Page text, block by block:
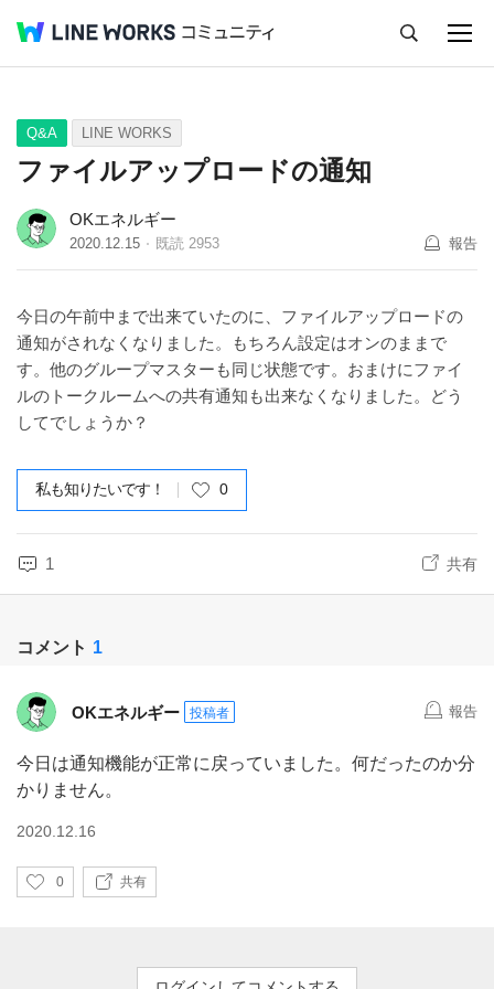
Q&A Tips Ideas
Q&A LINE WORKS
ファイルアップロードの通知
OKエネルギー
2020.12.15 既読 2953 報告
今日の午前中まで出来ていたのに、ファイルアップロードの
通知がされなくなりました。もちろん設定はオンのままで
す。他のグループマスターも同じ状態です。おまけにファイ
ルのトークルームへの共有通知も出来なくなりました。どう
してでしょうか？
私も知りたいです！ 0
1 共有
コメント 1
OKエネルギー 投稿者 報告
今日は通知機能が正常に戻っていました。何だったのか分
かりません。
2020.12.16
い
0 共有